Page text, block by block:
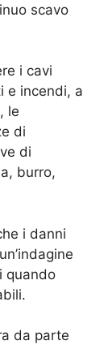
scavo
i cavi
e incendi, a
le
di
di
burro,
i danni
quando
da parte